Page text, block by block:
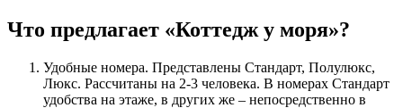
Что предлагает «Коттедж у моря»?
Удобные номера. Представлены Стандарт, Полулюкс,
Люкс. Рассчитаны на 2-3 человека. В номерах Стандарт
удобства на этаже, в других же – непосредственно в